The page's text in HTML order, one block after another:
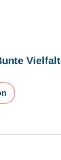
Vielfalt